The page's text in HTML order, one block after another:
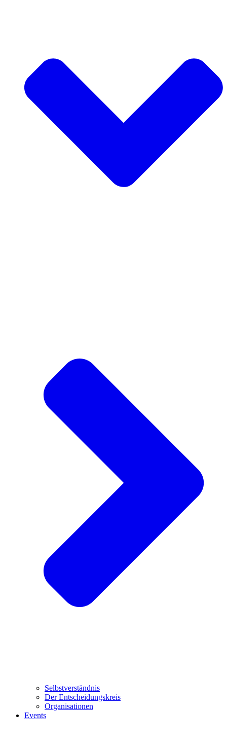
Selbstverständnis
Der Entscheidungskreis
Organisationen
Events